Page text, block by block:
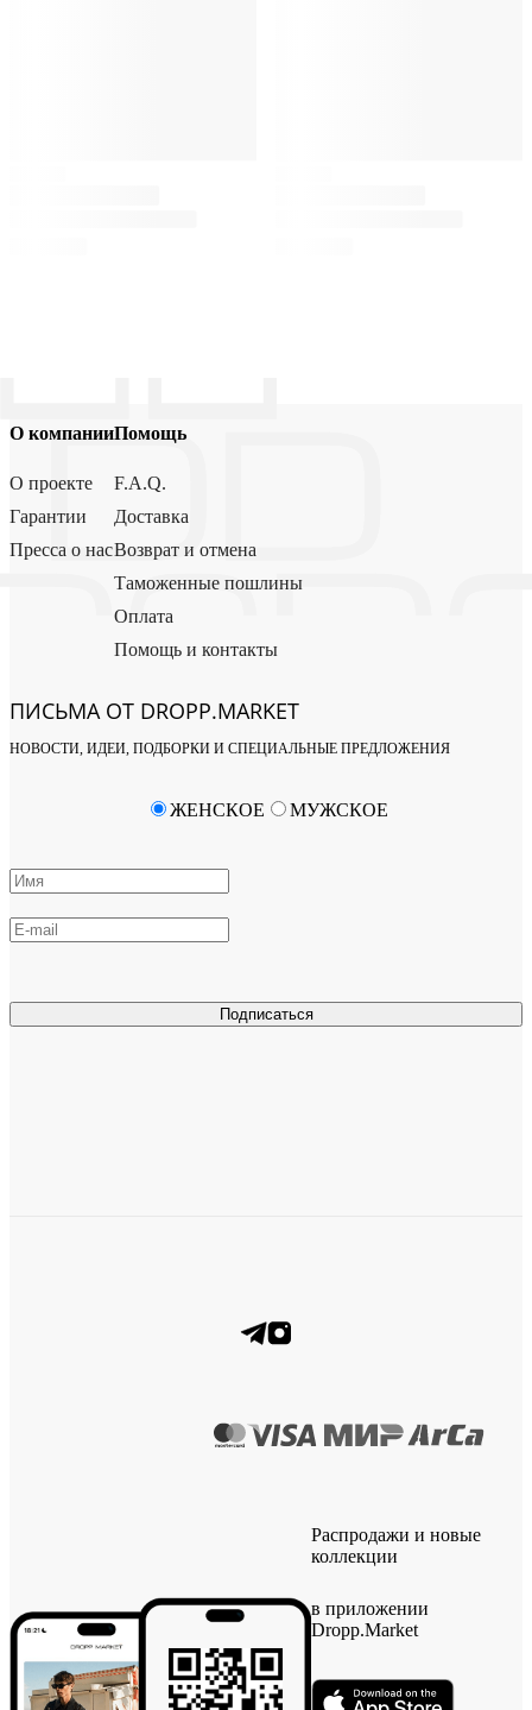
О компании
О проекте
Гарантии
Пресса о нас
Помощь
F.A.Q.
Доставка
Возврат и отмена
Таможенные пошлины
Оплата
Помощь и контакты
ПИСЬМА ОТ DROPP.MARKET
НОВОСТИ, ИДЕИ, ПОДБОРКИ И СПЕЦИАЛЬНЫЕ ПРЕДЛОЖЕНИЯ
Подписаться
ЖЕНСКОЕ МУЖСКОЕ
Распродажи и новые
коллекции
в приложении
Dropp.Market